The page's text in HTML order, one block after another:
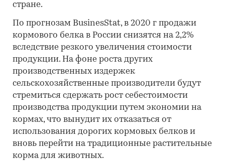
стране.
По прогнозам BusinesStat, в 2020 г продажи
кормового белка в России снизятся на 2,2%
вследствие резкого увеличения стоимости
продукции. На фоне роста других
производственных издержек
сельскохозяйственные производители будут
стремиться сдержать рост себестоимости
производства продукции путем экономии на
кормах, что вынудит их отказаться от
использования дорогих кормовых белков и
вновь перейти на традиционные растительные
корма для животных.